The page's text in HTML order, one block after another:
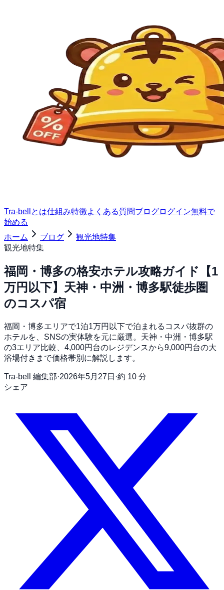
Tra-bellとは仕組み特徴よくある質問ブログログイン無料で
始める
ホーム
ブログ
観光地特集
観光地特集
福岡・博多の格安ホテル攻略ガイド【1
万円以下】天神・中洲・博多駅徒歩圏
のコスパ宿
福岡・博多エリアで1泊1万円以下で泊まれるコスパ抜群の
ホテルを、SNSの実体験を元に厳選。天神・中洲・博多駅
の3エリア比較、4,000円台のレジデンスから9,000円台の大
浴場付きまで価格帯別に解説します。
Tra-bell 編集部·2026年5月27日 ·約 10 分
シェア